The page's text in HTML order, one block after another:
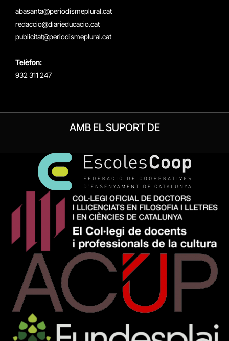
abasanta@periodismeplural.cat
redaccio@diarieducacio.cat
publicitat@periodismeplural.cat
Telèfon:
932 311 247
AMB EL SUPORT DE